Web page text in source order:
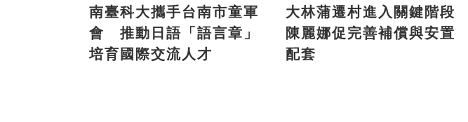
南臺科大攜手台南市童軍
會 推動日語「語言章」
培育國際交流人才
大林蒲遷村進入關鍵階段
陳麗娜促完善補償與安置
配套